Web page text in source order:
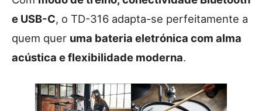
e USB-C, o TD-316 adapta-se perfeitamente a
quem quer uma bateria eletrónica com alma
acústica e flexibilidade moderna.